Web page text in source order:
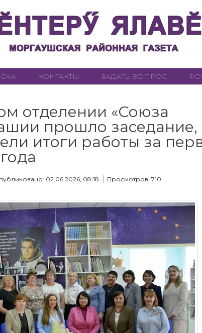
КОНТАКТЫ ЗАДАТЬ ВОПРОС
отделении «Союза
прошло заседание,
итоги работы за
02.06.2026, 08:18 Просмотров: 710